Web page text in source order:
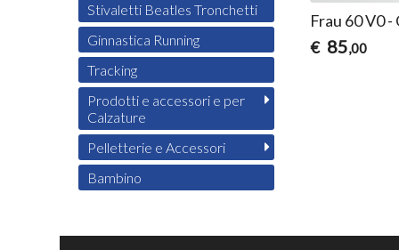
Frau 60 V0 -
€ 85,00
Stivaletti Beatles Tronchetti
Ginnastica Running
Tracking
Prodotti e accessori e per
Calzature
Pelletterie e Accessori
Bambino